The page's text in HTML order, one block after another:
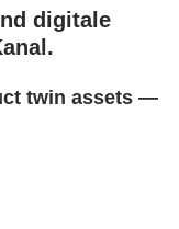
digitale
twin assets —